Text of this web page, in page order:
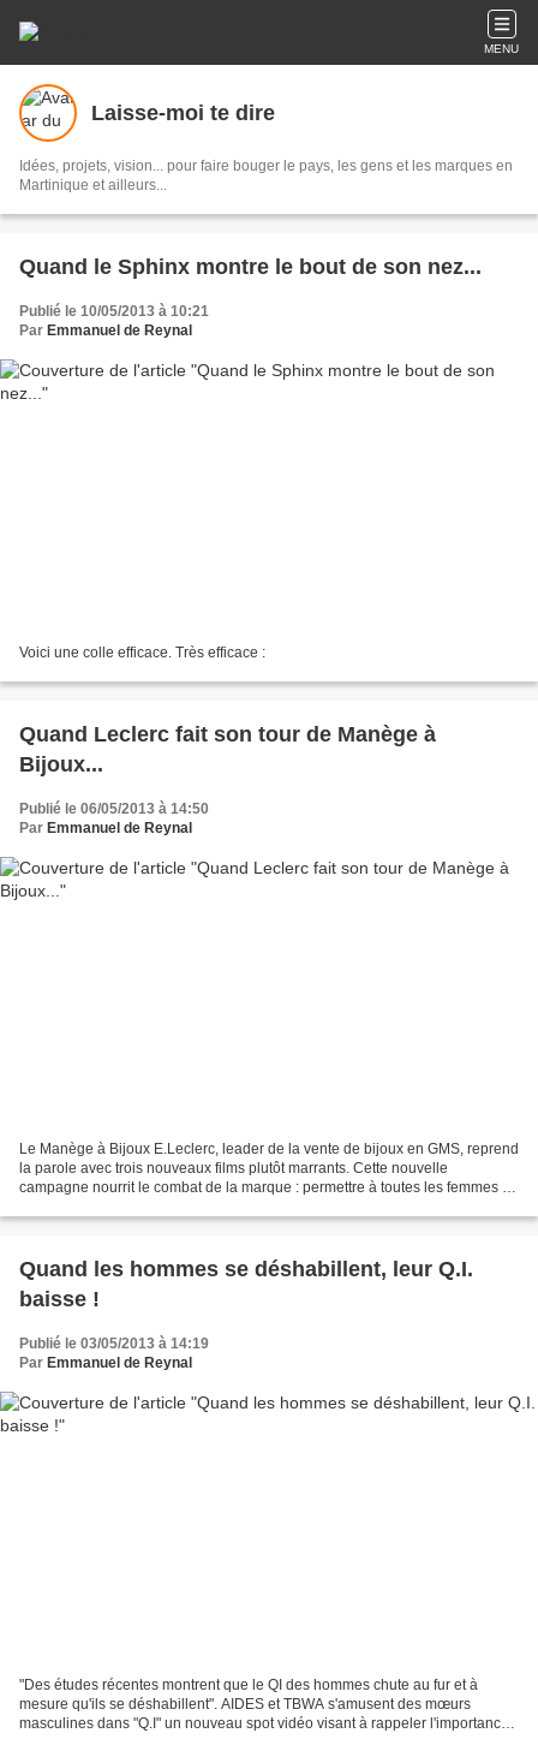
MENU
Laisse-moi te dire
Idées, projets, vision... pour faire bouger le pays, les gens et les marques en
Martinique et ailleurs...
Quand le Sphinx montre le bout de son nez...
Publié le 10/05/2013 à 10:21
Par Emmanuel de Reynal
Voici une colle efficace. Très efficace :
Quand Leclerc fait son tour de Manège à
Bijoux...
Publié le 06/05/2013 à 14:50
Par Emmanuel de Reynal
Le Manège à Bijoux E.Leclerc, leader de la vente de bijoux en GMS, reprend
la parole avec trois nouveaux films plutôt marrants. Cette nouvelle
campagne nourrit le combat de la marque : permettre à toutes les femmes de
Quand les hommes se déshabillent, leur Q.I.
baisse !
Publié le 03/05/2013 à 14:19
Par Emmanuel de Reynal
"Des études récentes montrent que le QI des hommes chute au fur et à
mesure qu'ils se déshabillent". AIDES et TBWA s'amusent des mœurs
masculines dans "Q.I" un nouveau spot vidéo visant à rappeler l'importance